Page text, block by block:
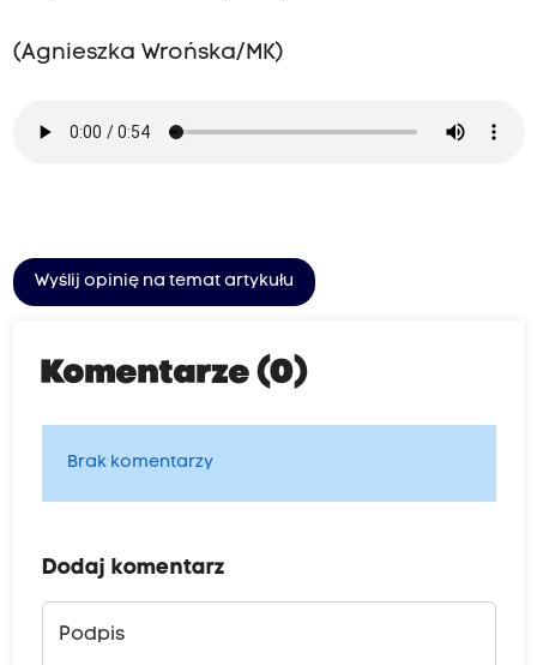
(Agnieszka Wrońska/MK)
Wyślij opinię na temat artykułu
Komentarze (0)
Brak komentarzy
Dodaj komentarz
Podpis